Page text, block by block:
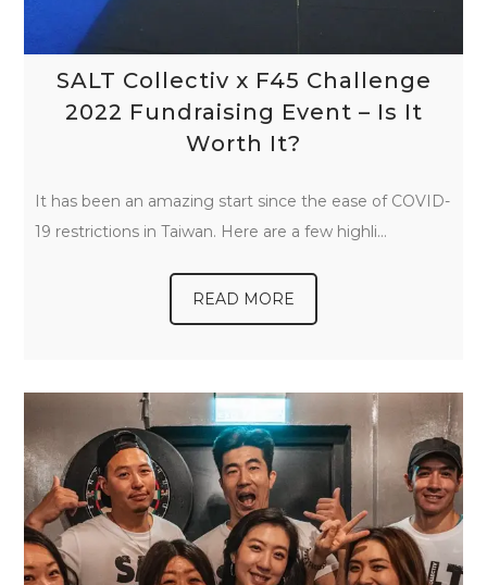
SALT Collectiv x F45 Challenge
2022 Fundraising Event – Is It
Worth It?
It has been an amazing start since the ease of COVID-
19 restrictions in Taiwan. Here are a few highli…
READ MORE